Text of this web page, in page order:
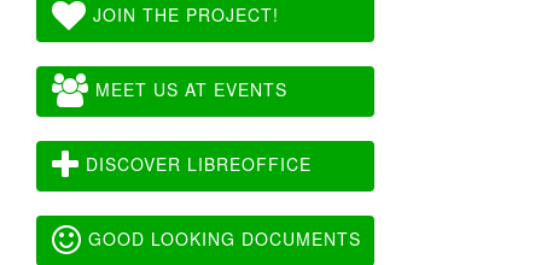
JOIN THE PROJECT!
MEET US AT EVENTS
DISCOVER LIBREOFFICE
GOOD LOOKING DOCUMENTS